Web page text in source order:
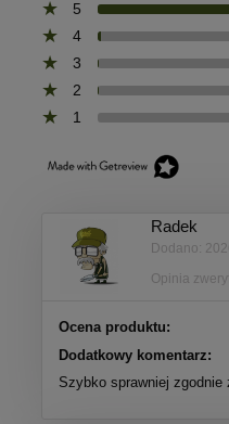
5
4
3
2
1
Radek
Dodano:
Opinia
Ocena produktu:
Dodatkowy komentarz:
Szybko sprawniej zgodnie